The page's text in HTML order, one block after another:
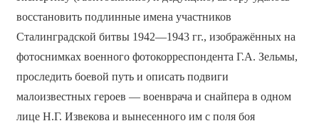
восстановить подлинные имена участников
Сталинградской битвы 1942—1943 гг., изображённых на
фотоснимках военного фотокорреспондента Г.А. Зельмы,
проследить боевой путь и описать подвиги
малоизвестных героев — военврача и снайпера в одном
лице Н.Г. Извекова и вынесенного им с поля боя